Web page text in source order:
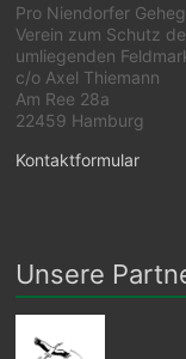
Pro Niendorfer
Verein zum Schutz
umliegenden
c/o Axel Thiemann
Am Ree 28a
22459 Hamburg
Kontaktformular
Unsere